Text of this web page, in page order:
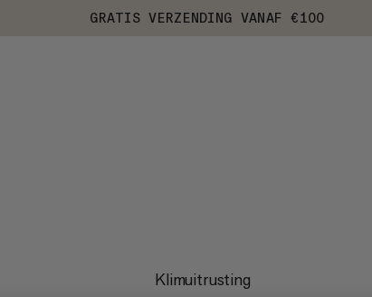
GRATIS VERZENDING VANAF €100
Klimuitrusting